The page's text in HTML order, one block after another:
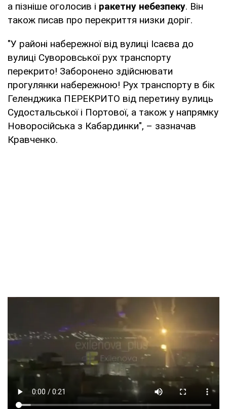
а пізніше оголосив і ракетну небезпеку. Він
також писав про перекриття низки доріг.
"У районі набережної від вулиці Ісаєва до
вулиці Суворовської рух транспорту
перекрито! Заборонено здійснювати
прогулянки набережною! Рух транспорту в бік
Геленджика ПЕРЕКРИТО від перетину вулиць
Судостальської і Портової, а також у напрямку
Новоросійська з Кабардинки", – зазначав
Кравченко.